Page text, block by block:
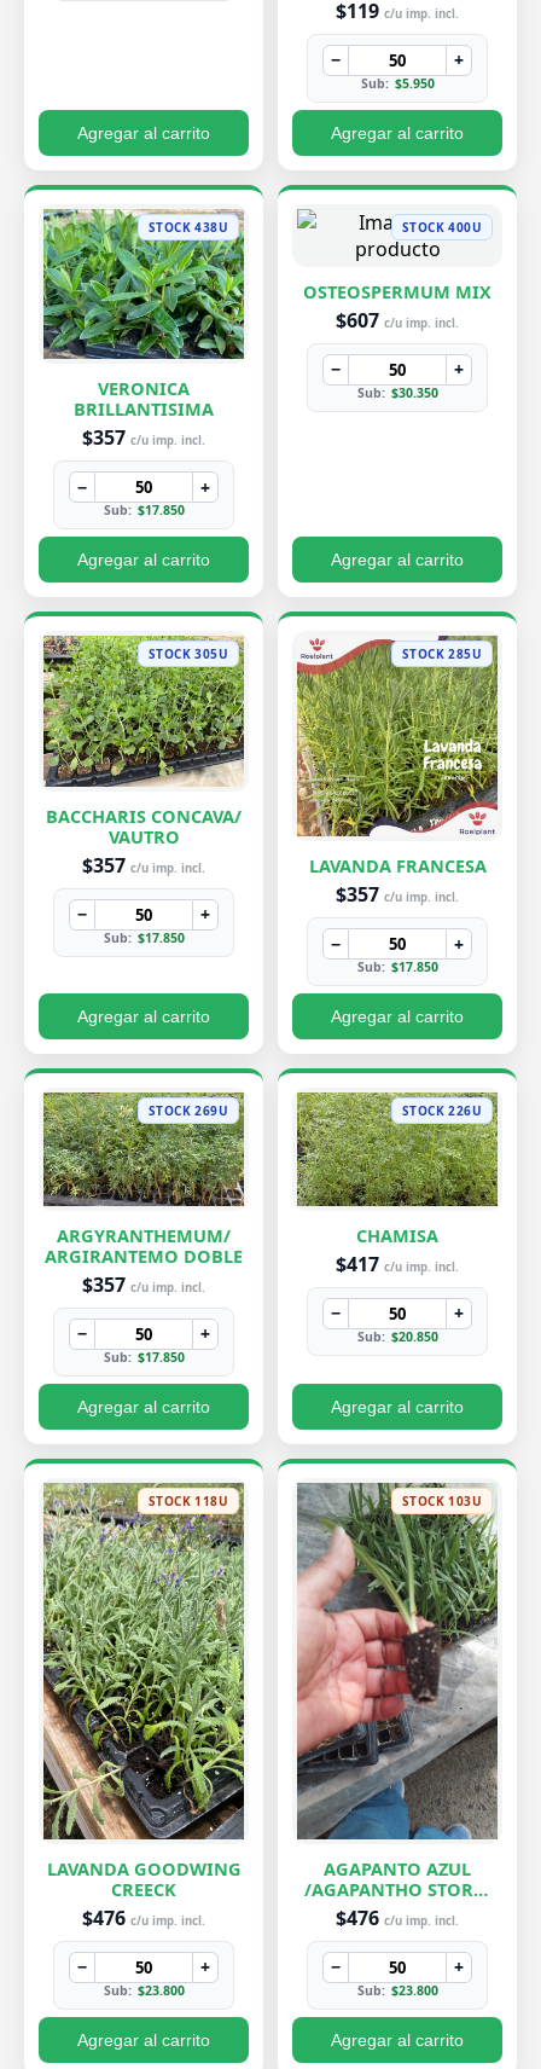
Agregar al carrito
$119 c/u imp. incl.
− +
Sub: $5.950
Agregar al carrito
STOCK 438U
VERONICA
BRILLANTISIMA
$357 c/u imp. incl.
− +
Sub: $17.850
Agregar al carrito
STOCK 400U
OSTEOSPERMUM MIX
$607 c/u imp. incl.
− +
Sub: $30.350
Agregar al carrito
STOCK 305U
BACCHARIS CONCAVA/
VAUTRO
$357 c/u imp. incl.
− +
Sub: $17.850
Agregar al carrito
STOCK 285U
LAVANDA FRANCESA
$357 c/u imp. incl.
− +
Sub: $17.850
Agregar al carrito
STOCK 269U
ARGYRANTHEMUM/
ARGIRANTEMO DOBLE
$357 c/u imp. incl.
− +
Sub: $17.850
Agregar al carrito
STOCK 226U
CHAMISA
$417 c/u imp. incl.
− +
Sub: $20.850
Agregar al carrito
STOCK 118U
LAVANDA GOODWING
CREECK
$476 c/u imp. incl.
− +
Sub: $23.800
Agregar al carrito
STOCK 103U
AGAPANTO AZUL
/AGAPANTHO STORM
CLOUD
$476 c/u imp. incl.
− +
Sub: $23.800
Agregar al carrito